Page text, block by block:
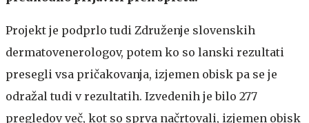
Projekt je podprlo tudi Združenje slovenskih
dermatovenerologov, potem ko so lanski rezultati
presegli vsa pričakovanja, izjemen obisk pa se je
odražal tudi v rezultatih. Izvedenih je bilo 277
pregledov več, kot so sprva načrtovali, izjemen obisk